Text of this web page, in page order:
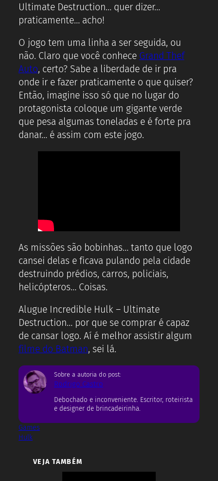
Ultimate Destruction… quer dizer…
praticamente… acho!
O jogo tem uma linha a ser seguida, ou
não. Claro que você conhece Grand Thef
Auto, certo? Sabe a liberdade de ir pra
onde ir e fazer praticamente o que quiser?
Então, imagine isso só que no lugar do
protagonista coloque um gigante verde
que pesa algumas toneladas e é forte pra
danar… é assim com este jogo.
As missões são bobinhas… tanto que logo
cansei delas e ficava pulando pela cidade
destruindo prédios, carros, policiais,
helicópteros… Coisas.
Alugue Incredible Hulk – Ultimate
Destruction… por que se comprar é capaz
de cansar logo. Aí é melhor assistir algum
filme do Batman, sei lá.
Sobre a autoria do post:
Rodrigo Castro
Debochado e inconveniente. Escritor, roteirista
e designer de brincadeirinha.
Games
Hulk
VEJA TAMBÉM